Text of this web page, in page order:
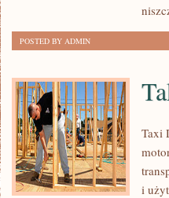
POSTED BY ADMIN
Taxi
i